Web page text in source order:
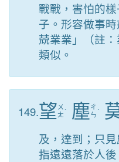
戰戰，害怕的
子。形容做事
兢業業」（註：
類似。
149.望 ㄨ
ㄤˋ 塵ㄔ
ㄣ ˊ
及，達到；只
指遠遠落於人後